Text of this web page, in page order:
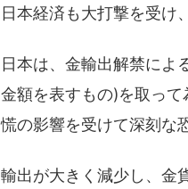
日本経済も大打撃を受け
日本は、金輸出解禁によ
金額を表すもの)を取っ
慌の影響を受けて深刻な
輸出が大きく減少し、金